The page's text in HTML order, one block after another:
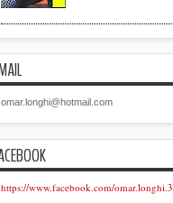
omar.longhi@hotmail.com
https://www.facebook.com/omar.longhi.3